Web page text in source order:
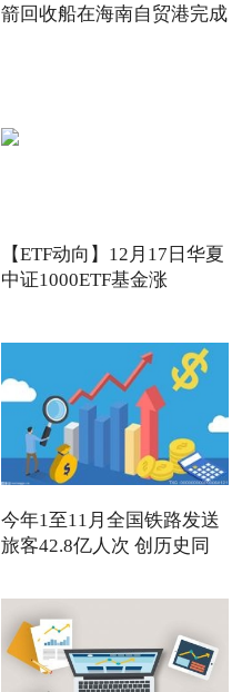
箭回收船在海南自贸港完成
【ETF动向】12月17日华夏
中证1000ETF基金涨
今年1至11月全国铁路发送
旅客42.8亿人次 创历史同